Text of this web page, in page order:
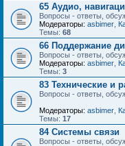
65 Аудио,
Вопросы - ответы,
Модераторы: asbimer
Темы: 68
66 Поддержание
Вопросы - ответы,
Модераторы: asbimer
Темы: 3
83 Технические и
Вопросы - ответы,
Модераторы: asbimer
Темы: 17
84 Системы связи
Вопросы - ответы,